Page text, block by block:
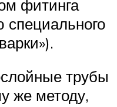
фитинга
трубы
же методу,